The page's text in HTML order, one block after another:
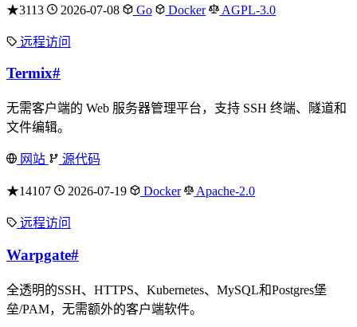
★3113 2026-07-08 Go Docker AGPL-3.0
远程访问
Termix#
无需客户端的 Web 服务器管理平台，支持 SSH 终端、隧道和
文件编辑。
网站 源代码
★14107 2026-07-19 Docker Apache-2.0
远程访问
Warpgate#
全透明的SSH、HTTPS、Kubernetes、MySQL和Postgres堡
垒/PAM，无需额外的客户端软件。